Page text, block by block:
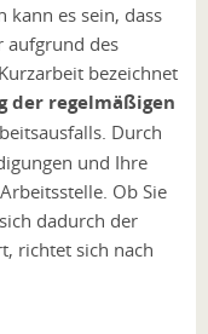
kann es sein, dass
aufgrund des
bezeichnet
der regelmäßigen
Durch
und Ihre
Ob Sie
dadurch der
richtet sich nach